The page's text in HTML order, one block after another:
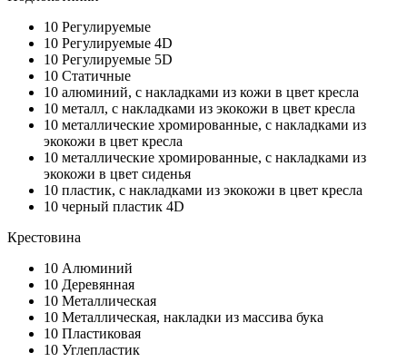
10 Регулируемые
10 Регулируемые 4D
10 Регулируемые 5D
10 Статичные
10 алюминий, с накладками из кожи в цвет кресла
10 металл, с накладками из экокожи в цвет кресла
10 металлические хромированные, с накладками из
экокожи в цвет кресла
10 металлические хромированные, с накладками из
экокожи в цвет сиденья
10 пластик, с накладками из экокожи в цвет кресла
10 черный пластик 4D
Крестовина
10 Алюминий
10 Деревянная
10 Металлическая
10 Металлическая, накладки из массива бука
10 Пластиковая
10 Углепластик